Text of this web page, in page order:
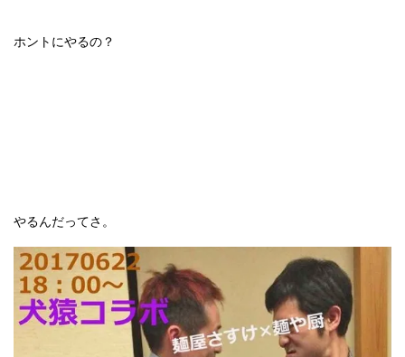
ホントにやるの？
やるんだってさ。